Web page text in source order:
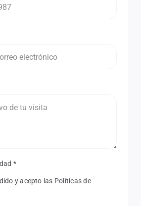
*
y acepto las Políticas de